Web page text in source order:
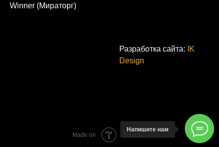
Winner (Мираторг)
Разработка сайта:
IK
Design
Напишите нам
Made on